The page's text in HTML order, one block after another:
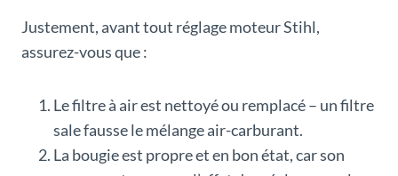
Justement, avant tout réglage moteur Stihl,
assurez-vous que :
Le filtre à air est nettoyé ou remplacé – un filtre
sale fausse le mélange air-carburant.
La bougie est propre et en bon état, car son